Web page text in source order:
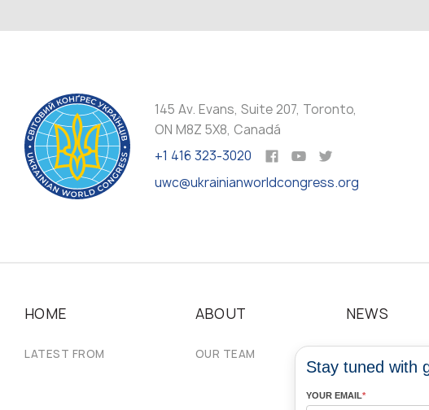
145 Av. Evans, Suite 207, Toronto,
ON M8Z 5X8, Canadá
+1 416 323-3020
uwc@ukrainianworldcongress.org
HOME
LATEST FROM
ABOUT
OUR TEAM
NEWS
Stay tuned with
YOUR EMAIL*